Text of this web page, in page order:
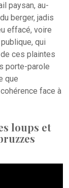
paysan, au-
berger, jadis
effacé, voire
qui
ces plaintes
porte-parole
que
face à
loups et